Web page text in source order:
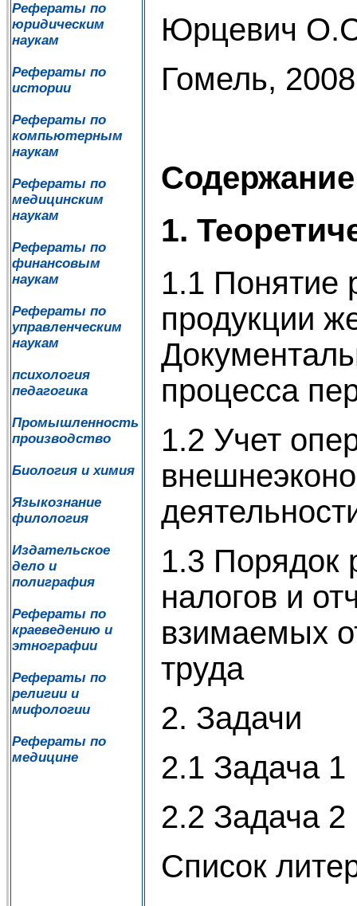
Рефераты по
юридическим
наукам
Рефераты по
истории
Рефераты по
компьютерным
наукам
Рефераты по
медицинским
наукам
Рефераты по
финансовым
наукам
Рефераты по
управленческим
наукам
психология
педагогика
Промышленность
производство
Биология и химия
Языкознание
филология
Издательское
дело и
полиграфия
Рефераты по
краеведению и
этнографии
Рефераты по
религии и
мифологии
Рефераты по
медицине
Юрцевич
Гомель, 2008
Содержание
1.
1.1 Понятие
продукции
процесса
1.2 Учет
1.3 Порядок
налогов и
взимаемых
труда
2. Задачи
2.1 Задача 1
2.2 Задача 2
Список